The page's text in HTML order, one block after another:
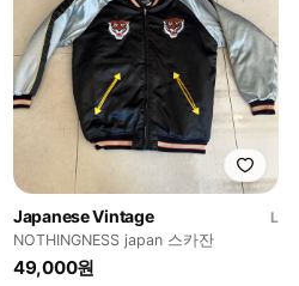
Japanese Vintage
L
NOTHINGNESS japan 스카잔
49,000원